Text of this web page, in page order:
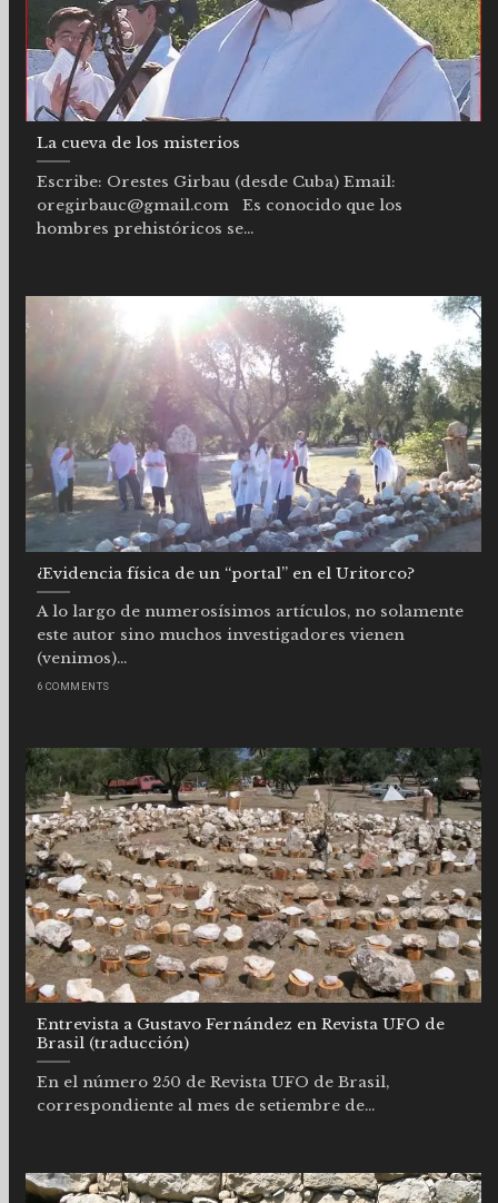
La cueva de los misterios
Escribe: Orestes Girbau (desde Cuba) Email:
oregirbauc@gmail.com Es conocido que los
hombres prehistóricos se...
¿Evidencia física de un “portal” en el Uritorco?
A lo largo de numerosísimos artículos, no solamente
este autor sino muchos investigadores vienen
(venimos)...
6 COMMENTS
Entrevista a Gustavo Fernández en Revista UFO de
Brasil (traducción)
En el número 250 de Revista UFO de Brasil,
correspondiente al mes de setiembre de...